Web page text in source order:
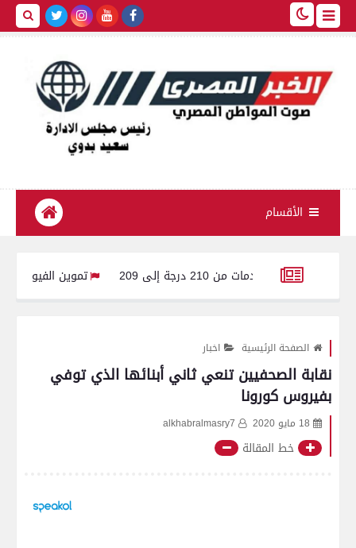
الأقسام
تموين الفيوم: ضبط سيارة محملة بـ 260 كيلو لحوم مفرومة غير صالحة
الصفحة الرئيسية اخبار
نقابة الصحفيين تنعي ثاني أبنائها الذي توفي
بفيروس كورونا
18 مايو 2020 alkhabralmasry7
خط المقالة